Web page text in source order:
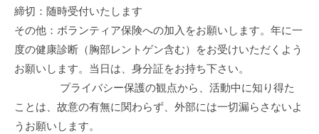
関
す
る
合
的
締切：随時受付いたします
その他：ボランティア保険への加入をお願いします。年に一
度の健康診断（胸部レントゲン含む）をお受けいただくよう
お願いします。当日は、身分証をお持ち下さい。
プライバシー保護の観点から、活動中に知り得た
ことは、故意の有無に関わらず、外部には一切漏らさないよ
うお願いします。